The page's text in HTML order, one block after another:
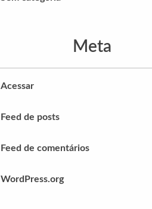
Meta
Acessar
Feed de posts
Feed de comentários
WordPress.org